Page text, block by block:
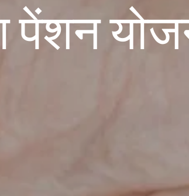
पेंशन